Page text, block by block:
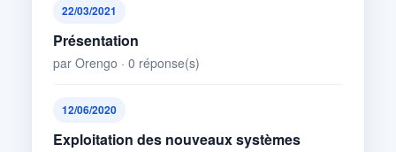
22/03/2021
Présentation
par Orengo · 0 réponse(s)
12/06/2020
Exploitation des nouveaux systèmes